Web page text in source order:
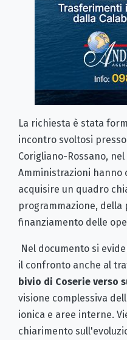
La richiesta è stata
incontro svoltosi
Corigliano-Rossano,
Amministrazioni hanno
acquisire un quadro
programmazione,
finanziamento delle
Nel documento si
il confronto anche al
bivio di Coserie verso
visione complessiva
ionica e aree interne.
chiarimento